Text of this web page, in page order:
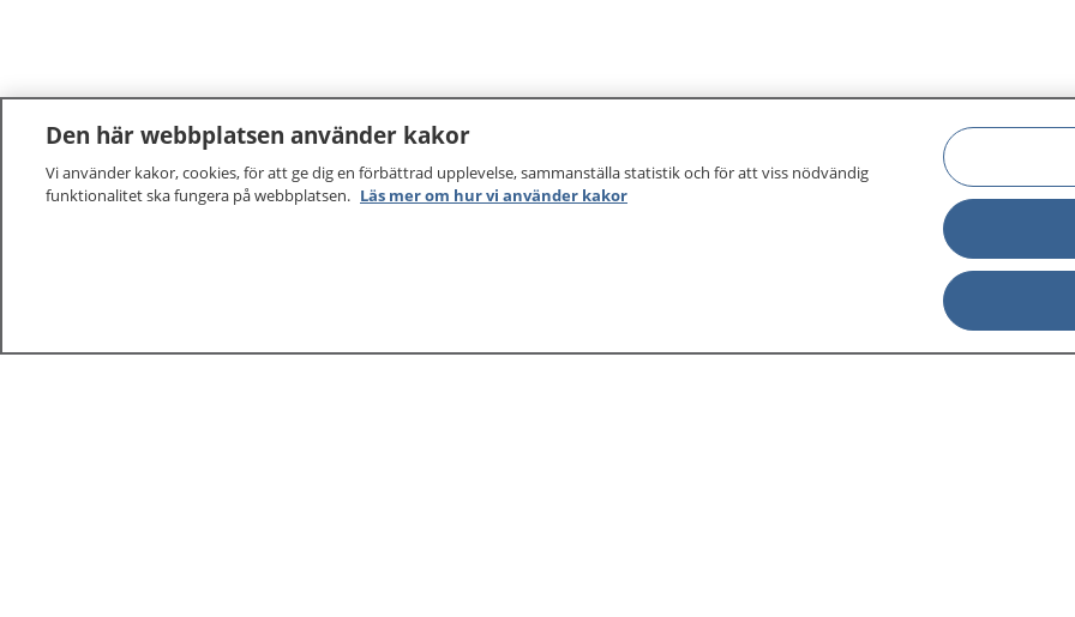
1177 –tryggt om din hälsa och vård
sjukvårdsrådgivning dygnet runt.
Other languages
Lättläst svenska
Den här webbplatsen använder kakor
Vi använder kakor, cookies, för att ge dig en förbättrad upplevelse, sammanställa statistik och för att viss nödvändig
funktionalitet ska fungera på webbplatsen. Läs mer om hur vi använder kakor